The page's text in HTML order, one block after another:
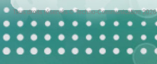
Tous droits réservés © Techno-Communication 2026